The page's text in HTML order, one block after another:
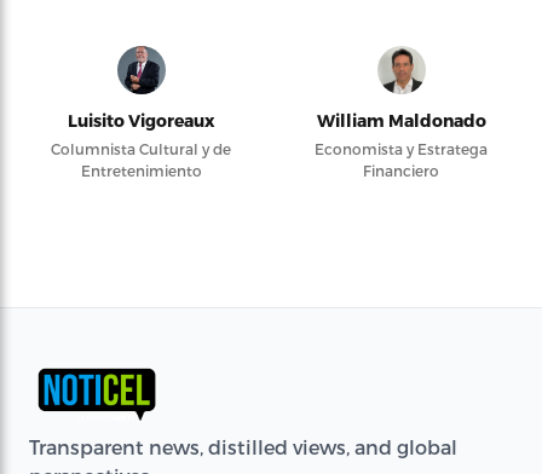
Luisito Vigoreaux
Columnista Cultural y de
Entretenimiento
William Maldonado
Economista y Estratega
Financiero
Transparent news, distilled views, and global